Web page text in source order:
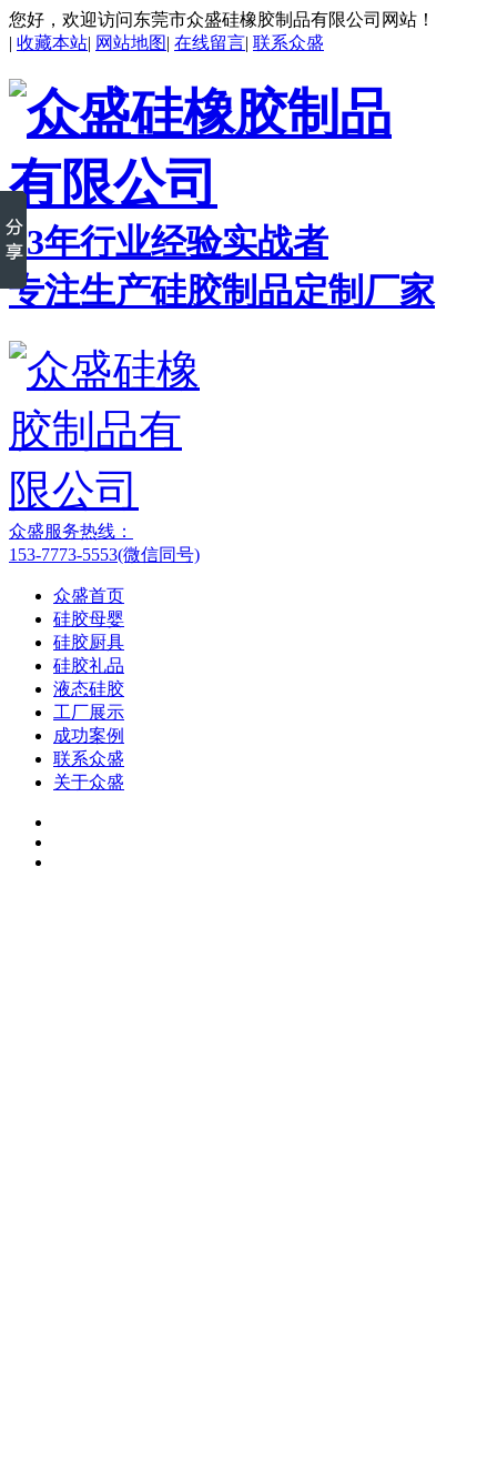
您好，欢迎访问东莞市众盛硅橡胶制品有限公司网站！
| 收藏本站| 网站地图| 在线留言| 联系众盛
23年行业经验实战者
专注生产硅胶制品定制厂家
众盛服务热线：
153-7773-5553(微信同号)
众盛首页
硅胶母婴
硅胶厨具
硅胶礼品
液态硅胶
工厂展示
成功案例
联系众盛
关于众盛